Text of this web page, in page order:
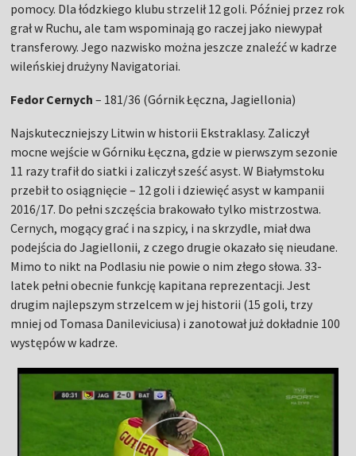
pomocy. Dla łódzkiego klubu strzelił 12 goli. Później przez rok
grał w Ruchu, ale tam wspominają go raczej jako niewypał
transferowy. Jego nazwisko można jeszcze znaleźć w kadrze
wileńskiej drużyny Navigatoriai.
Fedor Cernych– 181/36 (Górnik Łęczna, Jagiellonia)
Najskuteczniejszy Litwin w historii Ekstraklasy. Zaliczył
mocne wejście w Górniku Łęczna, gdzie w pierwszym sezonie
11 razy trafił do siatki i zaliczył sześć asyst. W Białymstoku
przebił to osiągnięcie – 12 goli i dziewięć asyst w kampanii
2016/17. Do pełni szczęścia brakowało tylko mistrzostwa.
Cernych, mogący grać i na szpicy, i na skrzydle, miał dwa
podejścia do Jagiellonii, z czego drugie okazało się nieudane.
Mimo to nikt na Podlasiu nie powie o nim złego słowa. 33-
latek pełni obecnie funkcję kapitana reprezentacji. Jest
drugim najlepszym strzelcem w jej historii (15 goli, trzy
mniej od Tomasa Danileviciusa) i zanotował już dokładnie 100
występów w kadrze.